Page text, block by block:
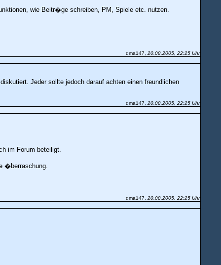
wie Beitr�ge schreiben, PM, Spiele etc. nutzen.
dma147, 20.08.2005, 22:25 Uhr
Jeder sollte jedoch darauf achten einen freundlichen
dma147, 20.08.2005, 22:25 Uhr
im Forum beteiligt.
�berraschung.
dma147, 20.08.2005, 22:25 Uhr